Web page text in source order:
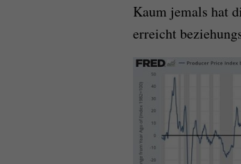
Kaum jemals hat
erreicht